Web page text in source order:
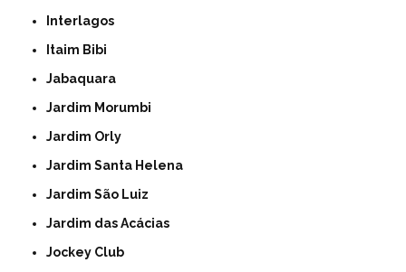
Interlagos
Itaim Bibi
Jabaquara
Jardim Morumbi
Jardim Orly
Jardim Santa Helena
Jardim São Luiz
Jardim das Acácias
Jockey Club